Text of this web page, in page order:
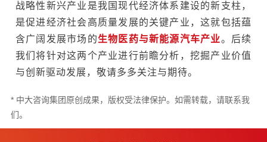
战略性新兴产业是我国现代经济体系建设的新支柱，
是促进经济社会高质量发展的关键产业，这就包括蕴
含广阔发展市场的生物医药与新能源汽车产业。后续
我们将针对这两个产业进行前瞻分析，挖掘产业价值
与创新驱动发展，敬请多多关注与期待。
* 中大咨询集团原创成果，版权受法律保护。如需转载，请联系我
们。